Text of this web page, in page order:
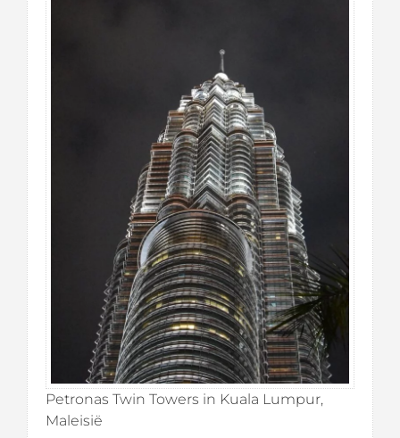
Petronas Twin Towers in Kuala Lumpur,
Maleisië